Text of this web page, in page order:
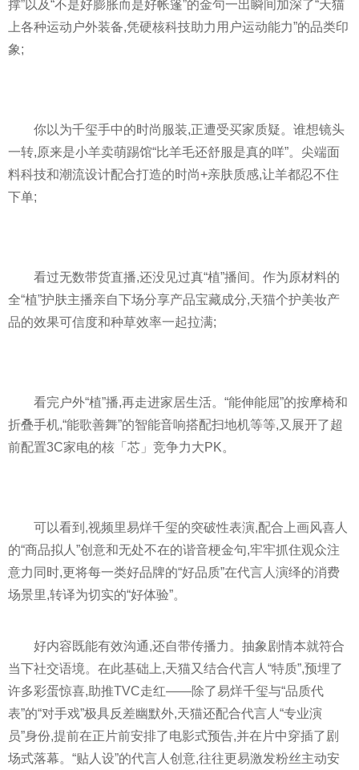
撑”以及“不是好膨胀而是好帐篷”的金句一出瞬间加深了“天猫
上各种运动户外装备,凭硬核科技助力用户运动能力”的品类印
象;
你以为千玺手中的时尚服装,正遭受买家质疑。谁想镜头
一转,原来是小羊卖萌踢馆“比羊毛还舒服是真的咩”。尖端面
料科技和潮流设计配合打造的时尚+亲肤质感,让羊都忍不住
下单;
看过无数带货直播,还没见过真“植”播间。作为原材料的
全“植”护肤主播亲自下场分享产品宝藏成分,天猫个护美妆产
品的效果可信度和种草效率一起拉满;
看完户外“植”播,再走进家居生活。“能伸能屈”的按摩椅和
折叠手机,“能歌善舞”的智能音响搭配扫地机等等,又展开了超
前配置3C家电的核「芯」竞争力大PK。
可以看到,视频里易烊千玺的突破性表演,配合上画风喜人
的“商品拟人”创意和无处不在的谐音梗金句,牢牢抓住观众注
意力同时,更将每一类好品牌的“好品质”在代言人演绎的消费
场景里,转译为切实的“好体验”。
好内容既能有效沟通,还自带传播力。抽象剧情本就符合
当下社交语境。在此基础上,天猫又结合代言人“特质”,预埋了
许多彩蛋惊喜,助推TVC走红——除了易烊千玺与“品质代
表”的“对手戏”极具反差幽默外,天猫还配合代言人“专业演
员”身份,提前在正片前安排了电影式预告,并在片中穿插了剧
场式落幕。“贴人设”的代言人创意,往往更易激发粉丝主动安